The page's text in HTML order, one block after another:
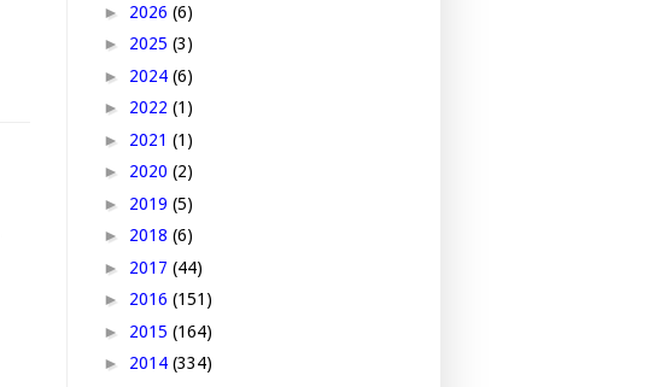
► 2026 (6)
► 2025 (3)
► 2024 (6)
► 2022 (1)
► 2021 (1)
► 2020 (2)
► 2019 (5)
► 2018 (6)
► 2017 (44)
► 2016 (151)
► 2015 (164)
► 2014 (334)